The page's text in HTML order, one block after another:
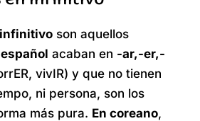
son aquellos
acaban en -ar,-er,-
vivIR) y que no tienen
ni persona, son los
más pura. En coreano,